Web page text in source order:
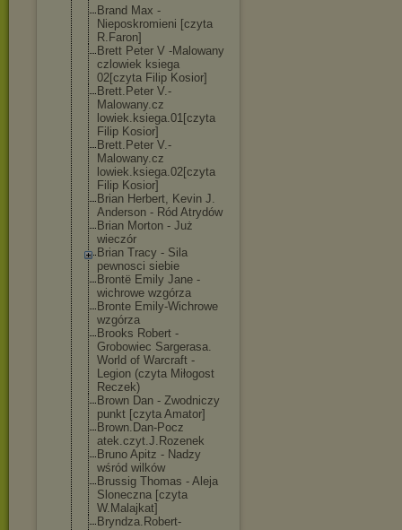
Brand Max -
Nieposkromieni [czyta
R.Faron]
Brett Peter V -Malowany
czlowiek ksiega
02[czyta Filip Kosior]
Brett.Peter V.-
Malowany.cz
lowiek.ksiega.01[czyta
Filip Kosior]
Brett.Peter V.-
Malowany.cz
lowiek.ksiega.02[czyta
Filip Kosior]
Brian Herbert, Kevin J.
Anderson - Ród Atrydów
Brian Morton - Już
wieczór
Brian Tracy - Sila
pewnosci siebie
Brontë Emily Jane -
wichrowe wzgórza
Bronte Emily-Wichrowe
wzgórza
Brooks Robert -
Grobowiec Sargerasa.
World of Warcraft -
Legion (czyta Miłogost
Reczek)
Brown Dan - Zwodniczy
punkt [czyta Amator]
Brown.Dan-Pocz
atek.czyt.J.Rozenek
Bruno Apitz - Nadzy
wśród wilków
Brussig Thomas - Aleja
Sloneczna [czyta
W.Malajkat]
Bryndza.Robert-